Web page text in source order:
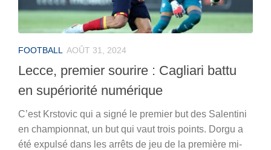
FOOTBALL AOÛT 31, 2024
Lecce, premier sourire : Cagliari battu
en supériorité numérique
C’est Krstovic qui a signé le premier but des Salentini
en championnat, un but qui vaut trois points. Dorgu a
été expulsé dans les arrêts de jeu de la première mi-